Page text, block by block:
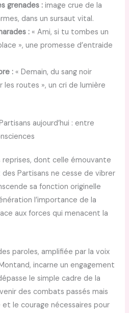
grenades : image crue de la
dans un sursaut vital.
: « Ami, si tu tombes un
», une promesse d’entraide
: « Demain, du sang noir
les routes », un cri de lumière
aujourd’hui : entre
dont celle émouvante
des Partisans ne cesse de vibrer
sa fonction originelle
l’importance de la
aux forces qui menacent la
paroles, amplifiée par la voix
incarne un engagement
le simple cadre de la
des combats passés mais
et le courage nécessaires pour